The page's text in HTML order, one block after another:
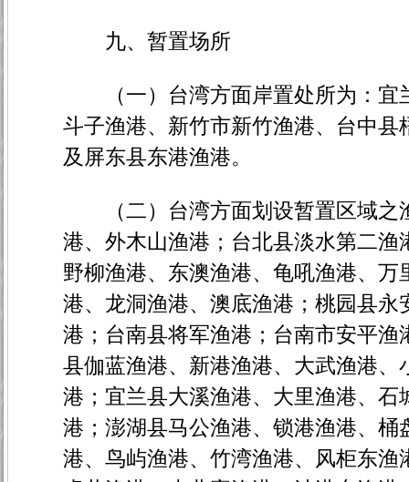
九、暂置场所
（一）台湾方面岸置处所为：宜
斗子渔港、新竹市新竹渔港、台中
及屏东县东港渔港。
（二）台湾方面划设暂置区域之
港、外木山渔港；台北县淡水第二
野柳渔港、东澳渔港、龟吼渔港、
港、龙洞渔港、澳底渔港；桃园县永
港；台南县将军渔港；台南市安平
县伽蓝渔港、新港渔港、大武渔港、
港；宜兰县大溪渔港、大里渔港、
港；澎湖县马公渔港、锁港渔港、
港、鸟屿渔港、竹湾渔港、风柜东